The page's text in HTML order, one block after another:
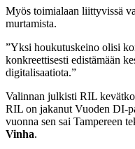
Myös toimialaan liittyvissä
murtamista.
”Yksi houkutuskeino olisi
konkreettisesti edistämään
digitalisaatiota.”
Valinnan julkisti RIL
RIL on jakanut Vuoden DI-
vuonna sen sai Tampereen
Vinha.